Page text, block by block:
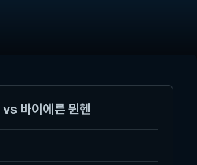
바이에른 뮌헨